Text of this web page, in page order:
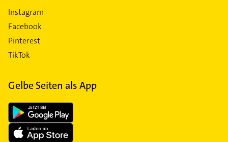
Instagram
Facebook
Pinterest
TikTok
Gelbe Seiten als App